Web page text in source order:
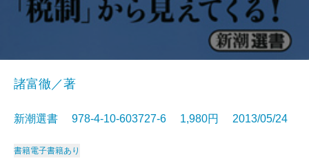
諸富徹／著
新潮選書 978-4-10-603727-6 1,980円 2013/05/24
書籍電子書籍あり